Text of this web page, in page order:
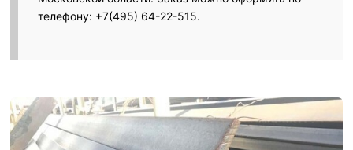
телефону: +7(495) 64-22-515.